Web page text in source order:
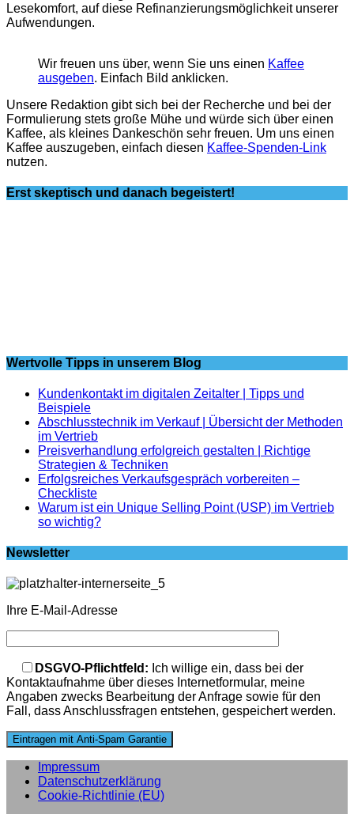
Lesekomfort, auf diese Refinanzierungsmöglichkeit unserer
Aufwendungen.
Wir freuen uns über, wenn Sie uns einen Kaffee
ausgeben. Einfach Bild anklicken.
Unsere Redaktion gibt sich bei der Recherche und bei der
Formulierung stets große Mühe und würde sich über einen
Kaffee, als kleines Dankeschön sehr freuen. Um uns einen
Kaffee auszugeben, einfach diesen Kaffee-Spenden-Link
nutzen.
Erst skeptisch und danach begeistert!
Wertvolle Tipps in unserem Blog
Kundenkontakt im digitalen Zeitalter | Tipps und
Beispiele
Abschlusstechnik im Verkauf | Übersicht der Methoden
im Vertrieb
Preisverhandlung erfolgreich gestalten | Richtige
Strategien & Techniken
Erfolgsreiches Verkaufsgespräch vorbereiten –
Checkliste
Warum ist ein Unique Selling Point (USP) im Vertrieb
so wichtig?
Newsletter
Ihre E-Mail-Adresse
Bitte lasse dieses Feld leer.
DSGVO-Pflichtfeld: Ich willige ein, dass bei der
Kontaktaufnahme über dieses Internetformular, meine
Angaben zwecks Bearbeitung der Anfrage sowie für den
Fall, dass Anschlussfragen entstehen, gespeichert werden.
Impressum
Datenschutzerklärung
Cookie-Richtlinie (EU)